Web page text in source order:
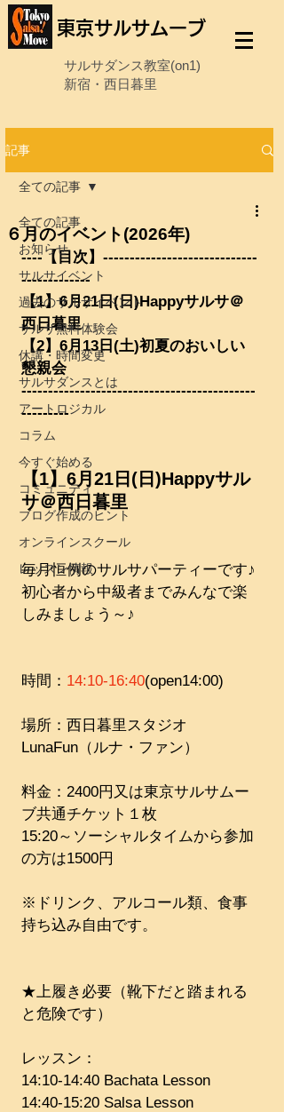
東京サルサムーブ
サルサダンス教室(on1)
新宿・西日暮里
記事
全ての記事
お知らせ
サルサイベント
過去のサルサイベント
サルサ無料体験会
休講・時間変更
サルサダンスとは
アートロジカル
コラム
今すぐ始める
コミュニティ
ブログ作成のヒント
オンラインスクール
レッスン情報
全ての記事
６月のイベント(2026年)
----【目次】-----------------------------
-------------
【1】6月21日(日)Happyサルサ＠
西日暮里
【2】6月13日(土)初夏のおいしい
懇親会
--------------------------------------------
---------
【1】6月21日(日)Happyサル
サ＠西日暮里
毎月恒例のサルサパーティーです♪
初心者から中級者までみんなで楽
しみましょう～♪
時間： 14:10-16:40(open14:00)
場所：西日暮里スタジオ
LunaFun（ルナ・ファン）​​
料金：2400円又は東京サルサムー
ブ共通チケット１枚
15:20～ソーシャルタイムから参加
の方は1500円
※ドリンク、アルコール類、食事
持ち込み自由です。
★上履き必要（靴下だと踏まれる
と危険です）
レッスン：
14:10-14:40 Bachata Lesson
14:40-15:20 Salsa Lesson